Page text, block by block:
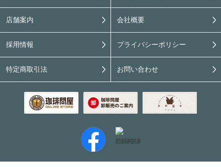
店舗案内 会社概要
採用情報 プライバシーポリシー
特定商取引法 お問い合わせ